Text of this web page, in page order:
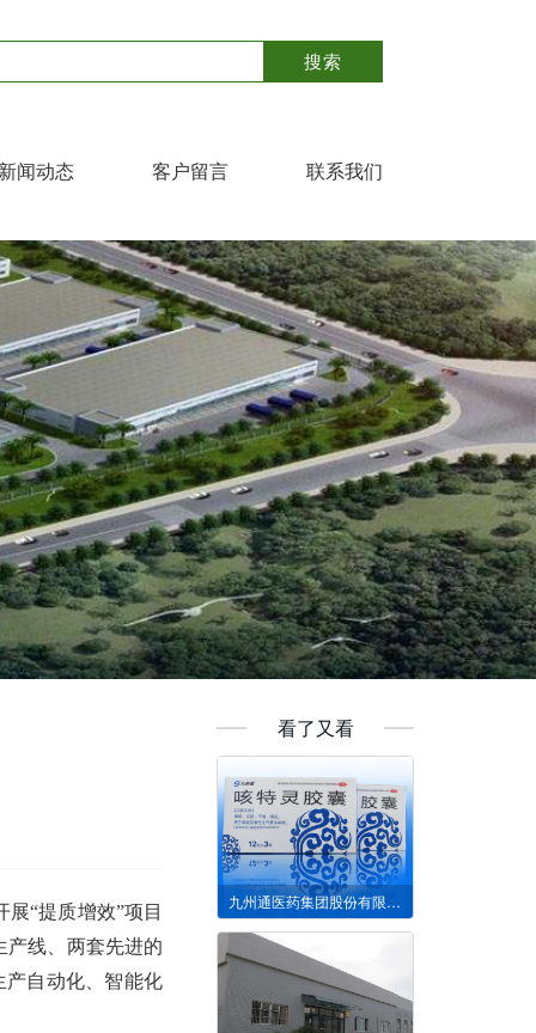
新闻动态 客户留言 联系我们
“提质增效”项目
产线、两套先进的
产自动化、智能化
看了又看
九州通医药集团股份有限公司